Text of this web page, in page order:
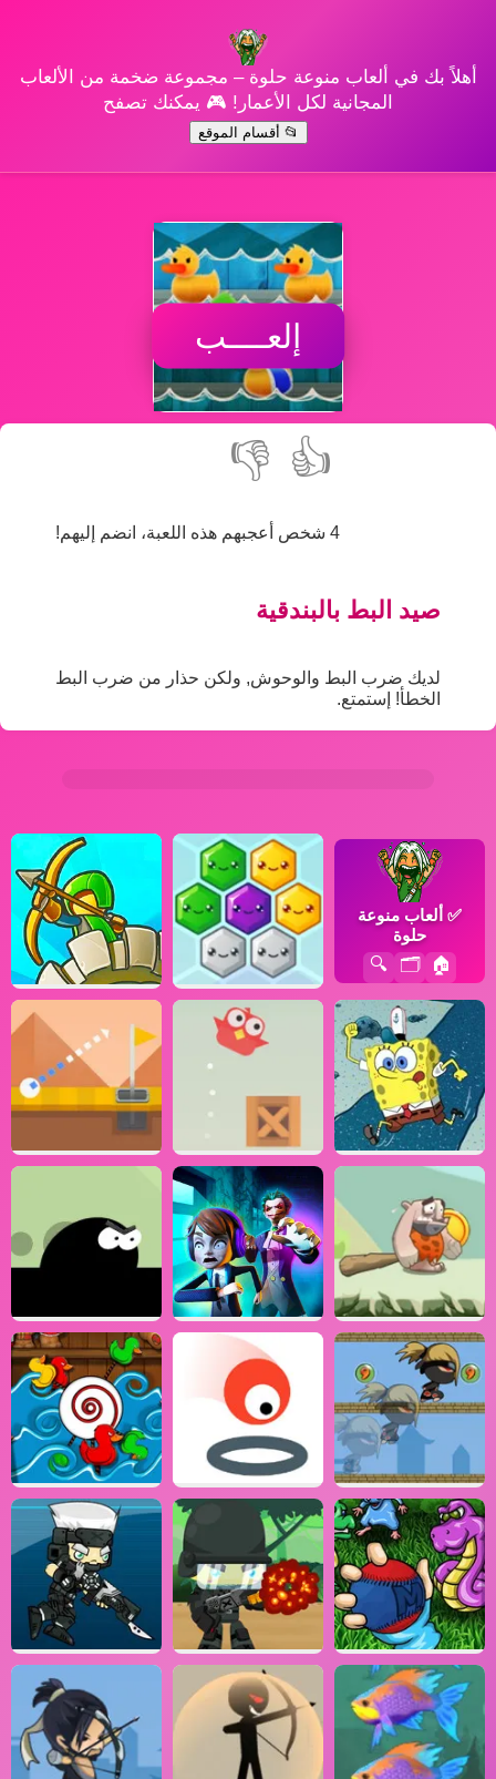
أهلاً بك في ألعاب منوعة حلوة – مجموعة ضخمة من الألعاب
المجانية لكل الأعمار! 🎮 يمكنك تصفح
📂 أقسام الموقع
إلعــــب
👍
👎
4 شخص أعجبهم هذه اللعبة، انضم إليهم!
صيد البط بالبندقية
لديك ضرب البط والوحوش, ولكن حذار من ضرب البط
الخطأ! إستمتع.
✅ ألعاب منوعة
حلوة
🏠
🗂️
🔍